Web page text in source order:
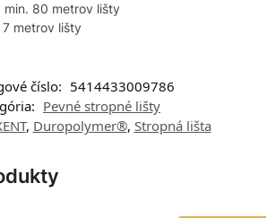
min. 80 metrov lišty
metrov lišty
číslo: 5414433009786
Pevné stropné lišty
, Duropolymer®, Stropná lišta